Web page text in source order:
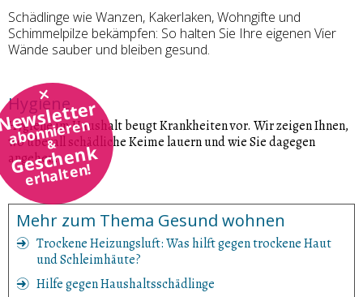
abonnieren
&
Geschenk
erhalten!
Schädlinge wie Wanzen, Kakerlaken, Wohngifte und
Schimmelpilze bekämpfen: So halten Sie Ihre eigenen Vier
Wände sauber und bleiben gesund.
Hygiene
Hygiene im Haushalt beugt Krankheiten vor. Wir zeigen Ihnen,
wo überall schädliche Keime lauern und wie Sie dagegen
angehen.
Mehr zum Thema Gesund wohnen
Trockene Heizungsluft: Was hilft gegen trockene Haut
und Schleimhäute?
Hilfe gegen Haushaltsschädlinge